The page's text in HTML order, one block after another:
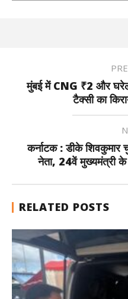
मुंबई में CNG ₹2 और
टैक्सी का
कर्नाटक : डीके
नेता, 24वें मुख्यमंत्री
RELATED POSTS